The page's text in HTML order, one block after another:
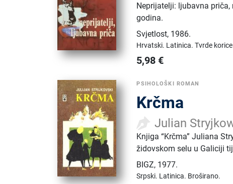
Neprijatelji: ljubavna
godina.
Svjetlost, 1986.
Hrvatski. Latinica.Tvrde
5,98 €
PSIHOLOŠKI ROMAN
Krčma
Julian
Knjiga “Krčma” Juliana
židovskom selu u Galiciji
BIGZ, 1977.
Srpski. Latinica. Broširano.